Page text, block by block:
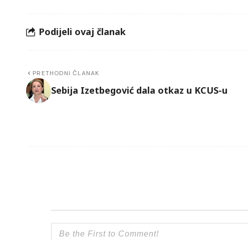
Podijeli ovaj članak
PRETHODNI ČLANAK
Sebija Izetbegović dala otkaz u KCUS-u